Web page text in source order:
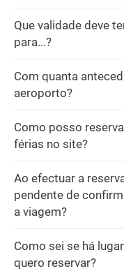
Que validade deve
para...?
Com quanta
aeroporto?
Como posso
férias no site?
Ao efectuar a
pendente de
a viagem?
Como sei se há
quero reservar?